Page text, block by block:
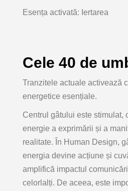
Esența activată: Iertarea
Cele 40 de
Tranzitele actuale activează
energetice esențiale.
Centrul gâtului este stimulat,
energie a exprimării și a
realitate. În Human Design,
energia devine acțiune și
amplifică impactul
celorlalți. De aceea, este